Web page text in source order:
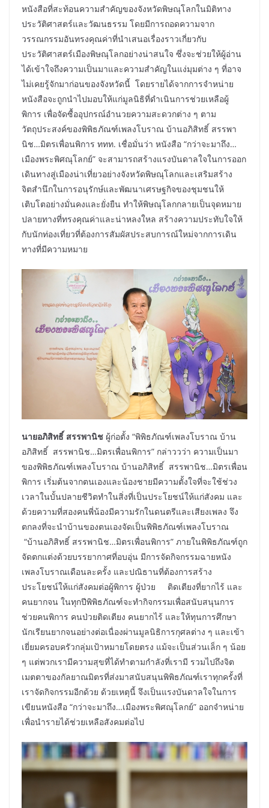
หนังสือที่สะท้อนความสำคัญของจังหวัดพิษณุโลกในมิติทาง
ประวัติศาสตร์และวัฒนธรรม โดยมีการถอดความจาก
วรรณกรรมอันทรงคุณค่าที่นำเสนอเรื่องราวเกี่ยวกับ
ประวัติศาสตร์เมืองพิษณุโลกอย่างน่าสนใจ ซึ่งจะช่วยให้ผู้อ่าน
ได้เข้าใจถึงความเป็นมาและความสำคัญในแง่มุมต่าง ๆ ที่อาจ
ไม่เคยรู้จักมาก่อนของจังหวัดนี้ โดยรายได้จากการจำหน่าย
หนังสือจะถูกนำไปมอบให้แก่มูลนิธิที่ดำเนินการช่วยเหลือผู้
พิการ เพื่อจัดซื้ออุปกรณ์อำนวยความสะดวกต่าง ๆ ตาม
วัตถุประสงค์ของพิพิธภัณฑ์เพลงโบราณ บ้านอภิสิทธิ์ สรรพา
นิช…มิตรเพื่อนพิการ ททท. เชื่อมั่นว่า หนังสือ “กว่าจะมาถึง…
เมืองพระพิศณุโลกย์” จะสามารถสร้างแรงบันดาลใจในการออก
เดินทางสู่เมืองน่าเที่ยวอย่างจังหวัดพิษณุโลกและเสริมสร้าง
จิตสำนึกในการอนุรักษ์และพัฒนาเศรษฐกิจของชุมชนให้
เติบโตอย่างมั่นคงและยั่งยืน ทำให้พิษณุโลกกลายเป็นจุดหมาย
ปลายทางที่ทรงคุณค่าและน่าหลงใหล สร้างความประทับใจให้
กับนักท่องเที่ยวที่ต้องการสัมผัสประสบการณ์ใหม่จากการเดิน
ทางที่มีความหมาย
นายอภิสิทธิ์ สรรพานิช ผู้ก่อตั้ง “พิพิธภัณฑ์เพลงโบราณ บ้าน
อภิสิทธิ์ สรรพานิช…มิตรเพื่อนพิการ” กล่าววว่า ความเป็นมา
ของพิพิธภัณฑ์เพลงโบราณ บ้านอภิสิทธิ์ สรรพานิช…มิตรเพื่อน
พิการ เริ่มต้นจากตนเองและน้องชายมีความตั้งใจที่จะใช้ช่วง
เวลาในบั้นปลายชีวิตทำในสิ่งที่เป็นประโยชน์ให้แก่สังคม และ
ด้วยความที่สองคนพี่น้องมีความรักในดนตรีและเสียงเพลง จึง
ตกลงที่จะนำบ้านของตนเองจัดเป็นพิพิธภัณฑ์เพลงโบราณ
“บ้านอภิสิทธิ์ สรรพานิช…มิตรเพื่อนพิการ” ภายในพิพิธภัณฑ์ถูก
จัดตกแต่งด้วยบรรยากาศที่อบอุ่น มีการจัดกิจกรรมฉายหนัง
เพลงโบราณเดือนละครั้ง และปณิธานที่ต้องการสร้าง
ประโยชน์ให้แก่สังคมต่อผู้พิการ ผู้ป่วย ติดเตียงที่ยากไร้ และ
คนยากจน ในทุกปีพิพิธภัณฑ์จะทำกิจกรรมเพื่อสนับสนุนการ
ช่วยคนพิการ คนป่วยติดเตียง คนยากไร้ และให้ทุนการศึกษา
นักเรียนยากจนอย่างต่อเนื่องผ่านมูลนิธิการกุศลต่าง ๆ และเข้า
เยี่ยมครอบครัวกลุ่มเป้าหมายโดยตรง แม้จะเป็นส่วนเล็ก ๆ น้อย
ๆ แต่พวกเรามีความสุขที่ได้ทำตามกำลังที่เรามี รวมไปถึงจิต
เมตตาของกัลยาณมิตรที่ส่งมาสนับสนุนพิพิธภัณฑ์เราทุกครั้งที่
เราจัดกิจกรรมอีกด้วย ด้วยเหตุนี้ จึงเป็นแรงบันดาลใจในการ
เขียนหนังสือ “กว่าจะมาถึง…เมืองพระพิศณุโลกย์” ออกจำหน่าย
เพื่อนำรายได้ช่วยเหลือสังคมต่อไป